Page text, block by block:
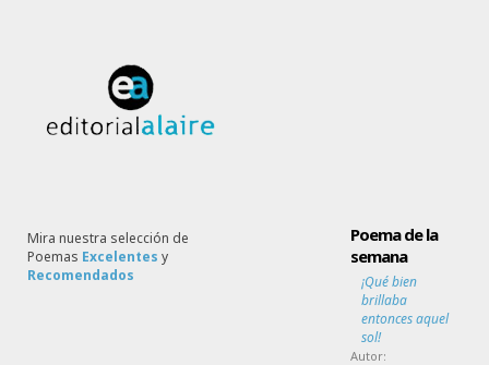
Mira nuestra selección de
Poemas Excelentes y
Recomendados
Poema de la
semana
¡Qué bien
brillaba
entonces aquel
sol!
Autor: